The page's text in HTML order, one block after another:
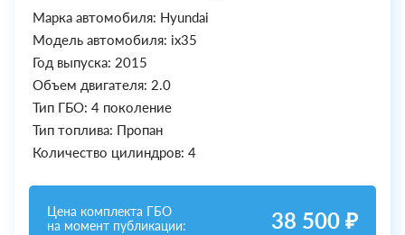
Марка автомобиля: Hyundai
Модель автомобиля: ix35
Год выпуска: 2015
Объем двигателя: 2.0
Тип ГБО: 4 поколение
Тип топлива: Пропан
Количество цилиндров: 4
Цена комплекта ГБО
на момент публикации:
38 500 ₽